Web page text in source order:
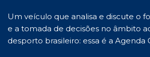
Um veículo que analisa e discute o
e a tomada de decisões no âmbito
desporto brasileiro: essa é a Agenda